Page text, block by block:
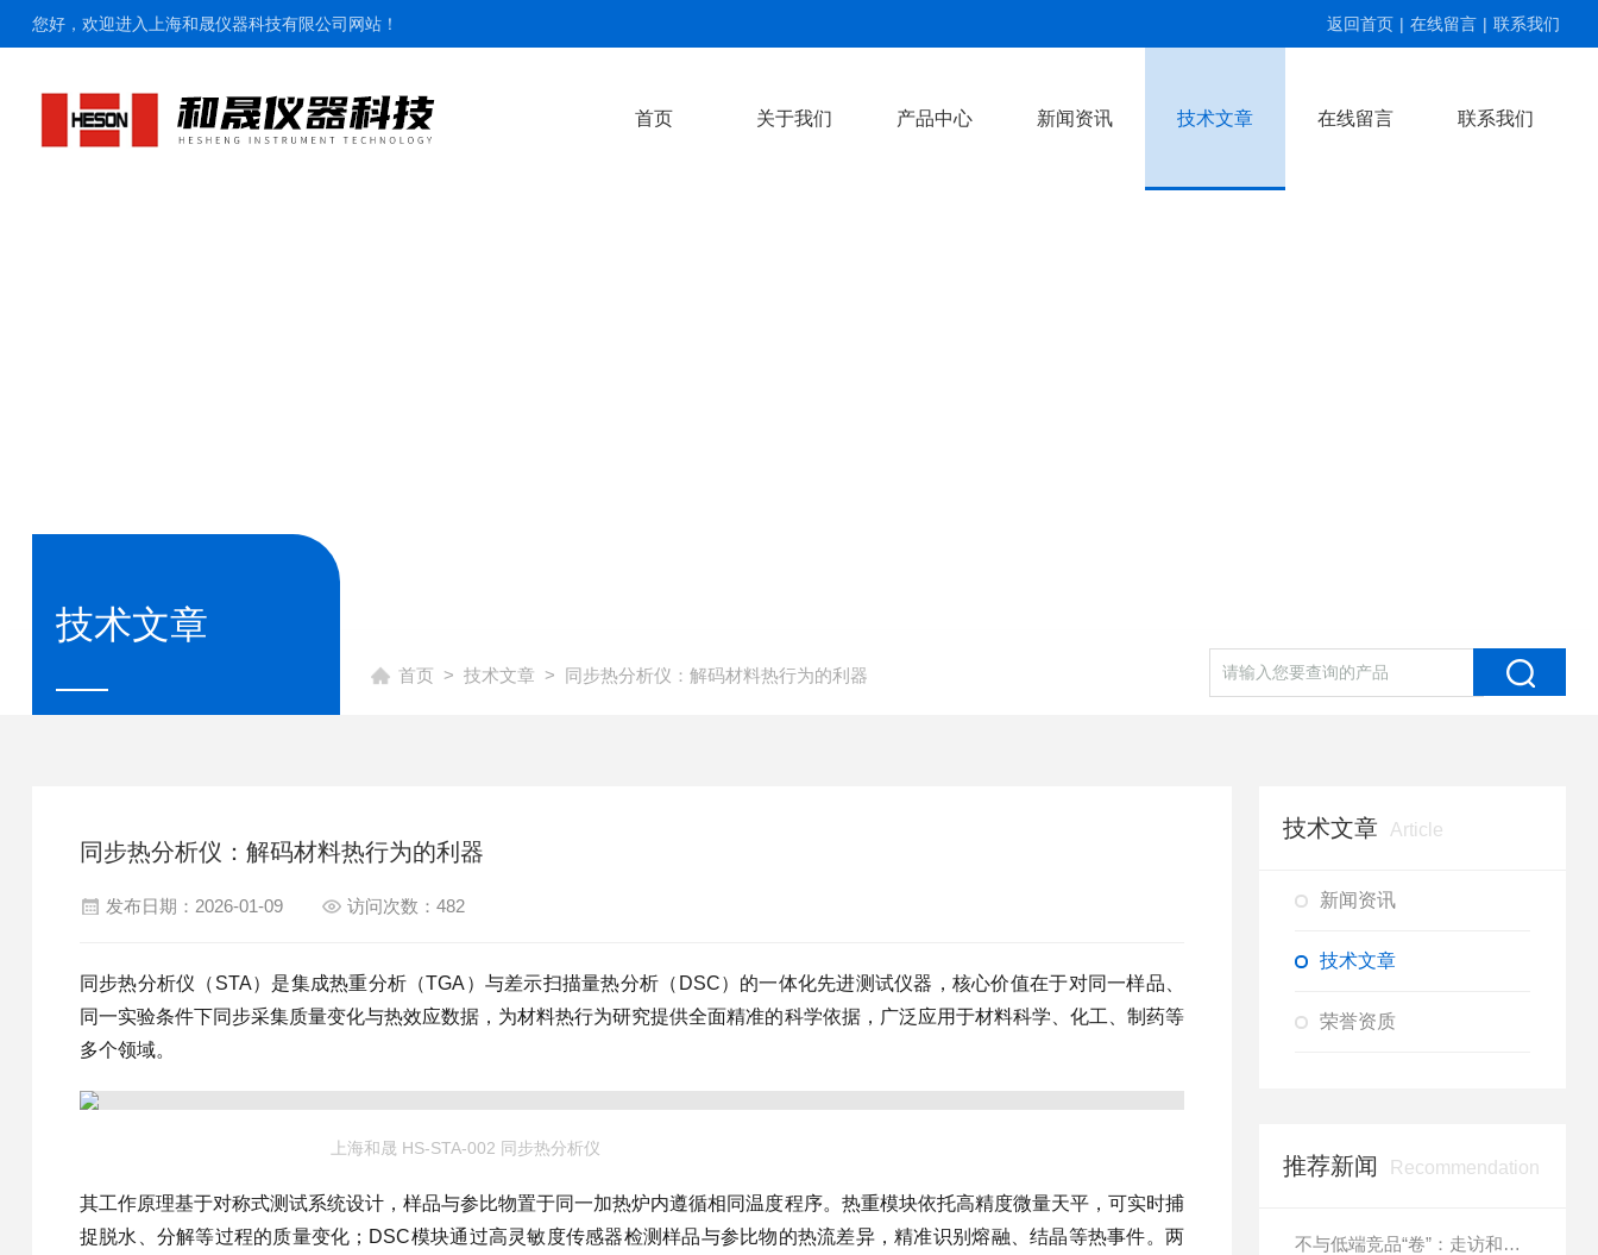
您好，欢迎进入上海和晟仪器科技有限公司网站！ 返回首页 | 在线留言 | 联系我们
首页 关于我们 产品中心 新闻资讯 技术文章 在线留言 联系我们
技术文章
首页 > 技术文章 > 同步热分析仪：解码材料热行为的利器
同步热分析仪：解码材料热行为的利器
发布日期：2026-01-09 访问次数：482
同步热分析仪（STA）是集成热重分析（TGA）与差示扫描量热分析（DSC）的一体化先进测试仪器，核心价值在于对同一样品、
同一实验条件下同步采集质量变化与热效应数据，为材料热行为研究提供全面精准的科学依据，广泛应用于材料科学、化工、制药等
多个领域。
上海和晟 HS-STA-002 同步热分析仪
其工作原理基于对称式测试系统设计，样品与参比物置于同一加热炉内遵循相同温度程序。热重模块依托高精度微量天平，可实时捕
捉脱水、分解等过程的质量变化；DSC模块通过高灵敏度传感器检测样品与参比物的热流差异，精准识别熔融、结晶等热事件。两
技术文章 Article
新闻资讯
技术文章
荣誉资质
推荐新闻 Recommendation
不与低端竞品“卷”：走访和晟科技，探寻国产热分析如何行稳致远